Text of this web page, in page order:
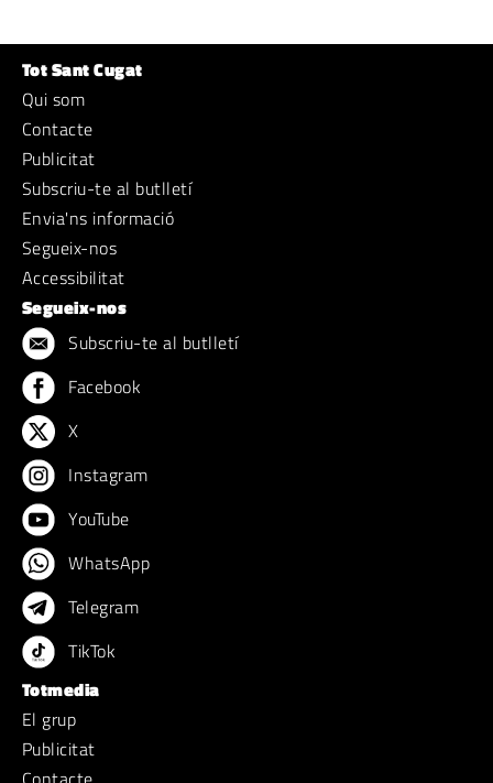
Tot Sant Cugat
Qui som
Contacte
Publicitat
Subscriu-te al butlletí
Envia'ns informació
Segueix-nos
Accessibilitat
Segueix-nos
Subscriu-te al butlletí
Facebook
X
Instagram
YouTube
WhatsApp
Telegram
TikTok
Totmedia
El grup
Publicitat